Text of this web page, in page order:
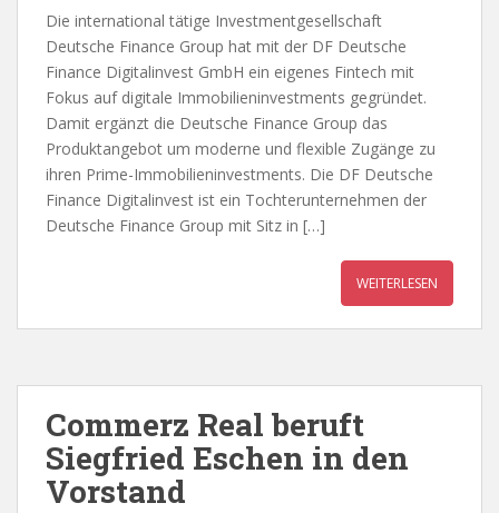
Die international tätige Investmentgesellschaft
Deutsche Finance Group hat mit der DF Deutsche
Finance Digitalinvest GmbH ein eigenes Fintech mit
Fokus auf digitale Immobilieninvestments gegründet.
Damit ergänzt die Deutsche Finance Group das
Produktangebot um moderne und flexible Zugänge zu
ihren Prime-Immobilieninvestments. Die DF Deutsche
Finance Digitalinvest ist ein Tochterunternehmen der
Deutsche Finance Group mit Sitz in […]
WEITERLESEN
Commerz Real beruft
Siegfried Eschen in den
Vorstand